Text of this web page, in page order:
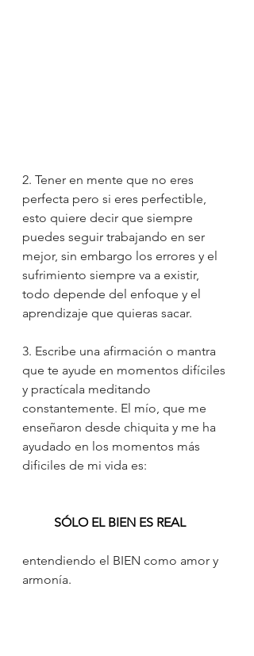
2. Tener en mente que no eres
perfecta pero si eres perfectible,
esto quiere decir que siempre
puedes seguir trabajando en ser
mejor, sin embargo los errores y el
sufrimiento siempre va a existir,
todo depende del enfoque y el
aprendizaje que quieras sacar.
3. Escribe una afirmación o mantra
que te ayude en momentos difíciles
y practícala meditando
constantemente. El mío, que me
enseñaron desde chiquita y me ha
ayudado en los momentos más
dificiles de mi vida es:
SÓLO EL BIEN ES REAL
entendiendo el BIEN como amor y
armonía.